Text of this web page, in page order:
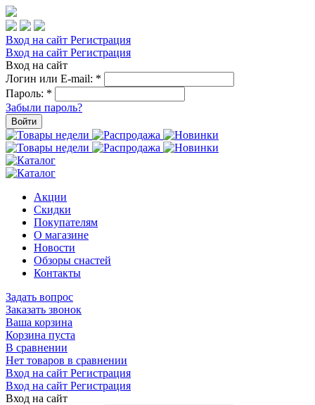
Вход на сайт Регистрация
Вход на сайт Регистрация
Вход на сайт
Логин или E-mail: *
Пароль: *
Забыли пароль?
Войти
Акции
Скидки
Покупателям
О магазине
Новости
Обзоры снастей
Контакты
Задать вопрос
Заказать звонок
Ваша корзина
Корзина пуста
В сравнении
Нет товаров в сравнении
Вход на сайт Регистрация
Вход на сайт Регистрация
Вход на сайт